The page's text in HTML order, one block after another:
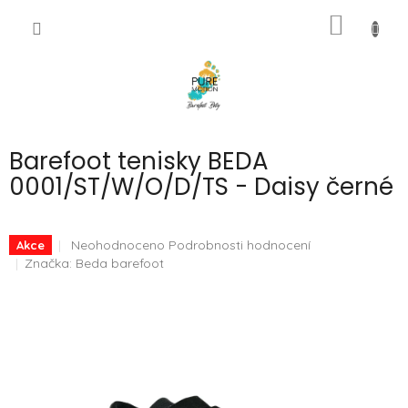
Barefoot tenisky BEDA
0001/ST/W/O/D/TS - Daisy černé
Akce
Průměrné
hodnocení
Neohodnoceno Podrobnosti hodnocení
Značka: Beda barefoot